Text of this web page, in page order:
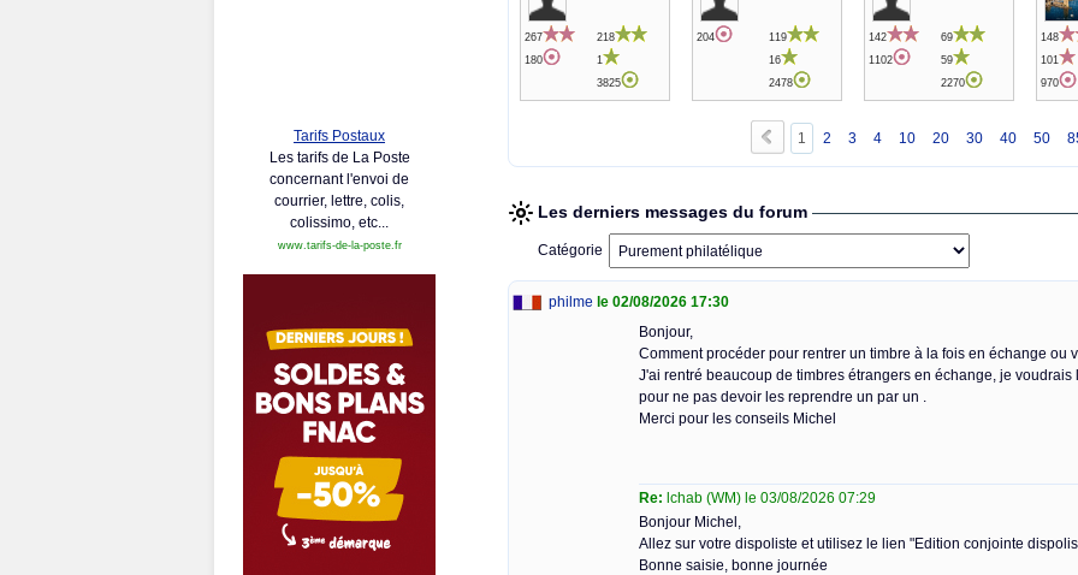
Tarifs Postaux
Les tarifs de La Poste
concernant l'envoi de
courrier, lettre, colis,
colissimo, etc...
www.tarifs-de-la-poste.fr
267
180
218
1
3825
204
119
16
2478
142
1102
69
59
2270
148
101
970
1 2 3 4 10 20 30 40 50
Les derniers messages du forum
Catégorie
philme le 02/08/2026 17:30
Bonjour,
Comment procéder pour rentrer un timbre à la fois en échange ou
J'ai rentré beaucoup de timbres étrangers en échange, je
pour ne pas devoir les reprendre un par un .
Merci pour les conseils Michel
Re: lchab (WM) le 03/08/2026 07:29
Bonjour Michel,
Allez sur votre dispoliste et utilisez le lien "Edition conjointe
Bonne saisie, bonne journée